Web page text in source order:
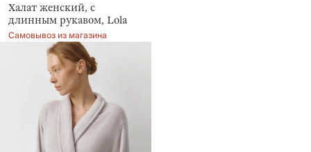
Халат женский, с
длинным рукавом, Lola
Самовывоз из магазина